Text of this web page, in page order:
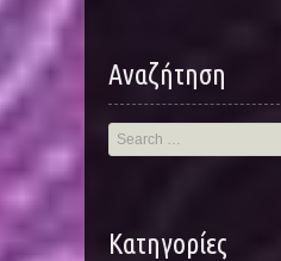
Αναζήτηση
Search
for:
Kατηγορίες